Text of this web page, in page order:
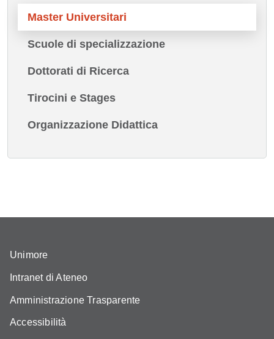
Master Universitari
Scuole di specializzazione
Dottorati di Ricerca
Tirocini e Stages
Organizzazione Didattica
Unimore
Intranet di Ateneo
Amministrazione Trasparente
Accessibilità